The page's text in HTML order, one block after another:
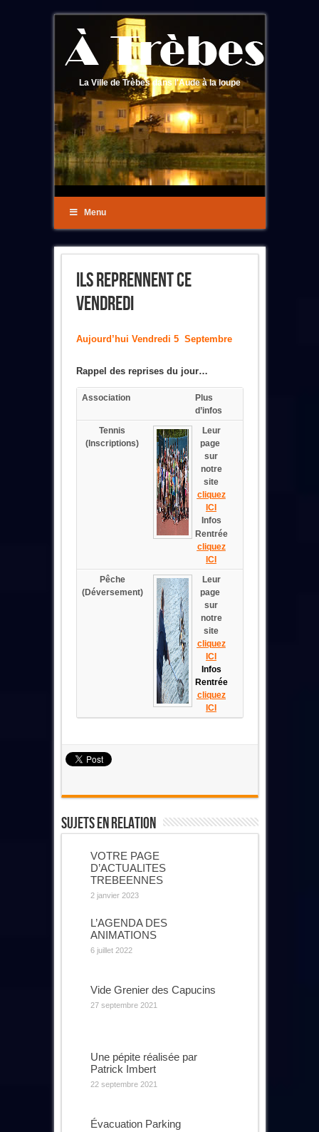
La Ville de Trèbes dans l'Aude à la loupe
Menu
Ils Reprennent Ce
Vendredi
Aujourd’hui Vendredi 5 Septembre
Rappel des reprises du jour…
Association
Plus
d’infos
Tennis
(Inscriptions)
Leur
page
sur
notre
site
cliquez
ICI
Infos
Rentrée
cliquez
ICI
Pêche
(Déversement)
Leur
page
sur
notre
site
cliquez
ICI
Infos
Rentrée
cliquez
ICI
Sujets En Relation
VOTRE PAGE
D’ACTUALITES
TREBEENNES
2 janvier 2023
L’AGENDA DES
ANIMATIONS
6 juillet 2022
Vide Grenier des Capucins
27 septembre 2021
Une pépite réalisée par
Patrick Imbert
22 septembre 2021
Évacuation Parking